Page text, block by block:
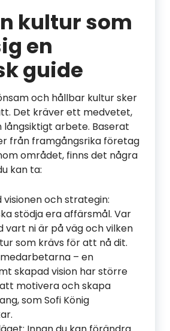
kultur som
en
guide
och hållbar kultur sker
Det kräver ett medvetet,
arbete. Baserat
från framgångsrika företag
området, finns det några
kan ta:
visionen och strategin:
stödja era affärsmål. Var
vart ni är på väg och vilken
som krävs för att nå dit.
– en
skapad vision har större
motivera och skapa
som Sofi König